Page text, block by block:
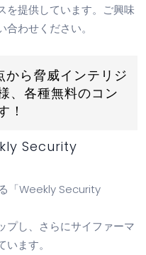
を提供しています。ご興味
わせください。
ら脅威インテリジ
、各種無料のコン
！
Security
「Weekly Security
プし、さらにサイファーマ
ます。